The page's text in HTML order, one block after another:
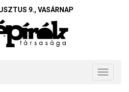
9., VASÁRNAP
Toggle